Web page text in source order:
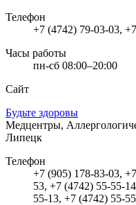
Телефон
+7 (4742) 79-03-03,
Часы работы
пн-сб 08:00–20:00
Сайт
Будьте здоровы
Медцентры,
Липецк
Телефон
+7 (905) 178-83-03,
53, +7 (4742) 55-55-
55-13, +7 (4742) 55-